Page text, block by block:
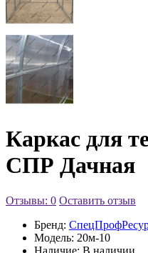
Каркас для
СПР Дачная
Отзывы: 0 Оставить отзыв
Бренд:
Модель: 20м-10
Наличие: В наличии